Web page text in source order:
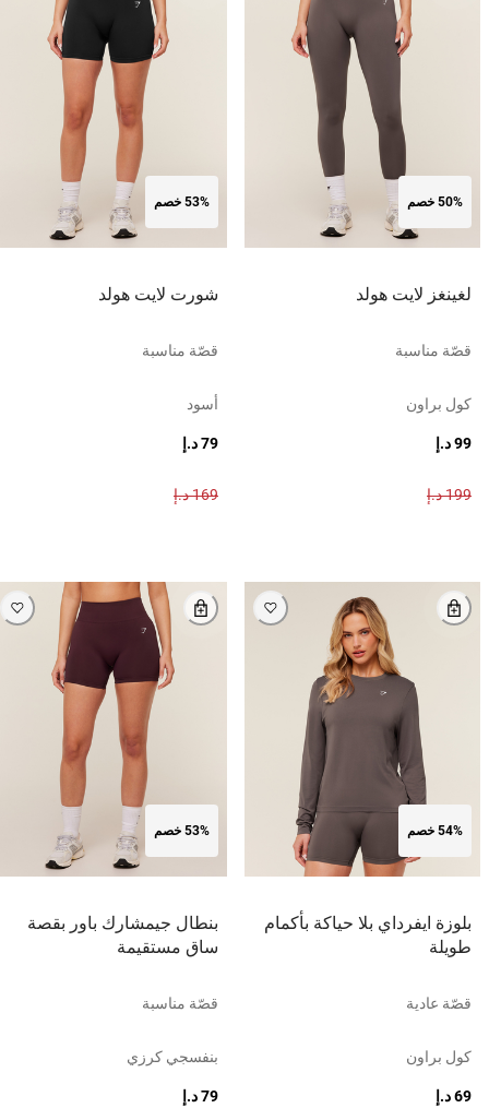
50% خصم
لغينغز لايت هولد
قصّة مناسبة
كول براون
99 د.إ
199 د.إ
53% خصم
شورت لايت هولد
قصّة مناسبة
أسود
79 د.إ
169 د.إ
54% خصم
بلوزة ايفرداي بلا حياكة بأكمام
طويلة
قصّة عادية
كول براون
69 د.إ
53% خصم
بنطال جيمشارك باور بقصة
ساق مستقيمة
قصّة مناسبة
بنفسجي كرزي
79 د.إ